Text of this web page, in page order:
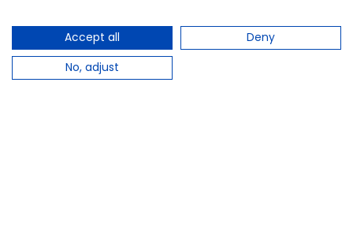
Accept all
Deny
No, adjust